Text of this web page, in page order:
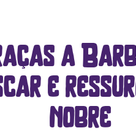
a
e
nobre